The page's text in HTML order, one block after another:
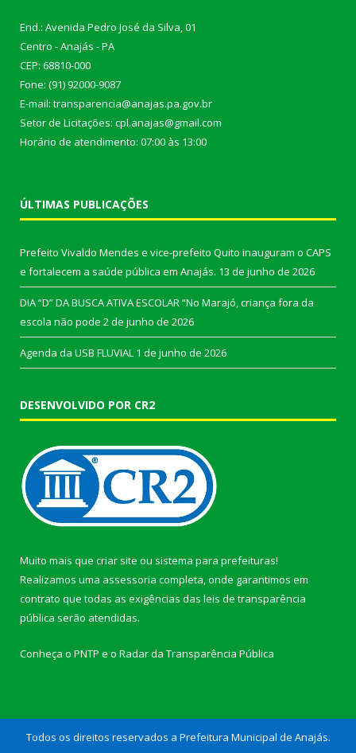
End.: Avenida Pedro José da Silva, 01
Centro - Anajás - PA
CEP: 68810-000
Fone: (91) 92000-9087
E-mail: transparencia@anajas.pa.gov.br
Setor de Licitações: cpl.anajas@gmail.com
Horário de atendimento: 07:00 às 13:00
ÚLTIMAS PUBLICAÇÕES
Prefeito Vivaldo Mendes e vice-prefeito Quito inauguram o CAPS
e fortalecem a saúde pública em Anajás. 13 de junho de 2026
DIA “D” DA BUSCA ATIVA ESCOLAR “No Marajó, criança fora da
escola não pode 2 de junho de 2026
Agenda da USB FLUVIAL 1 de junho de 2026
DESENVOLVIDO POR CR2
Muito mais que criar site ou sistema para prefeituras!
Realizamos uma assessoria completa, onde garantimos em
contrato que todas as exigências das leis de transparência
pública serão atendidas.
Conheça o PNTP e o Radar da Transparência Pública
Todos os direitos reservados a Prefeitura Municipal de Anajás.